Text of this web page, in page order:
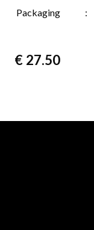
Packaging
:
€ 27.50